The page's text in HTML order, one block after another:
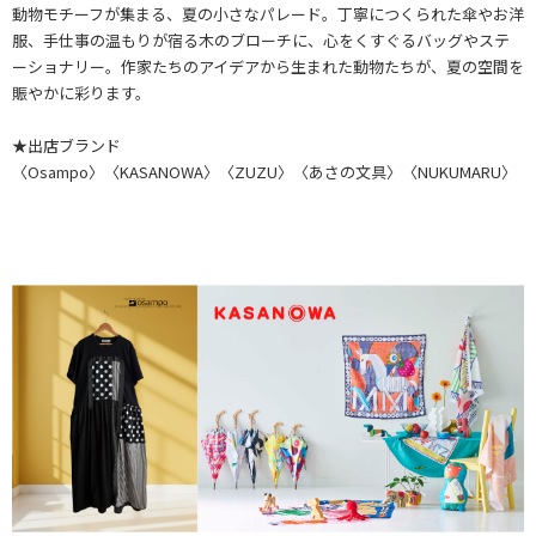
動物モチーフが集まる、夏の小さなパレード。丁寧につくられた傘やお洋
服、手仕事の温もりが宿る木のブローチに、心をくすぐるバッグやステ
ーショナリー。作家たちのアイデアから生まれた動物たちが、夏の空間を
賑やかに彩ります。
★出店ブランド
〈Osampo〉〈KASANOWA〉〈ZUZU〉〈あさの文具〉〈NUKUMARU〉